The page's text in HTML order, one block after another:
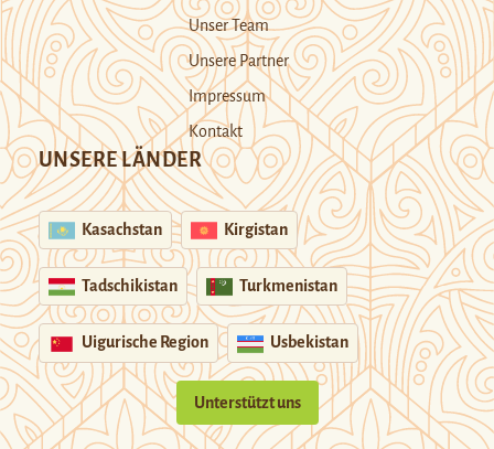
Unser Team
Unsere Partner
Impressum
Kontakt
UNSERE LÄNDER
Kasachstan Kirgistan
Tadschikistan Turkmenistan
Uigurische Region Usbekistan
Unterstützt uns